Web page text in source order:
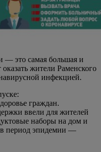
— это самая большая и
жители Раменского
инфекцией.
граждан.
ввели для жителей
наборы на дом и
в период эпидемии —